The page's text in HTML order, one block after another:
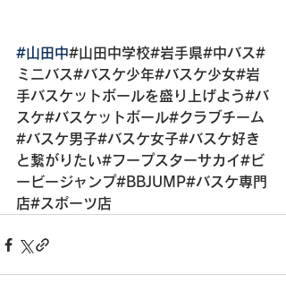
#山田中#山田中学校#岩手県#中バス#
ミニバス#バスケ少年#バスケ少女#岩
手バスケットボールを盛り上げよう#バ
スケ#バスケットボール#クラブチーム
#バスケ男子#バスケ女子#バスケ好き
と繋がりたい#フープスターサカイ#ビ
ービージャンプ#BBJUMP#バスケ専門
店#スポーツ店